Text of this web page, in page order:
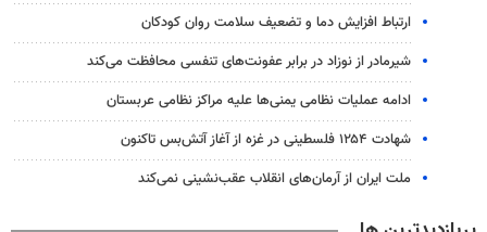
ارتباط افزایش دما و تضعیف سلامت روان کودکان
شیرمادر از نوزاد در برابر عفونت‌های تنفسی محافظت می‌کند
ادامه عملیات نظامی یمنی‌ها علیه مراکز نظامی عربستان
شهادت ۱۲۵۴ فلسطینی در غزه از آغاز آتش‌بس تاکنون
ملت ایران از آرمان‌های انقلاب عقب‌نشینی نمی‌کند